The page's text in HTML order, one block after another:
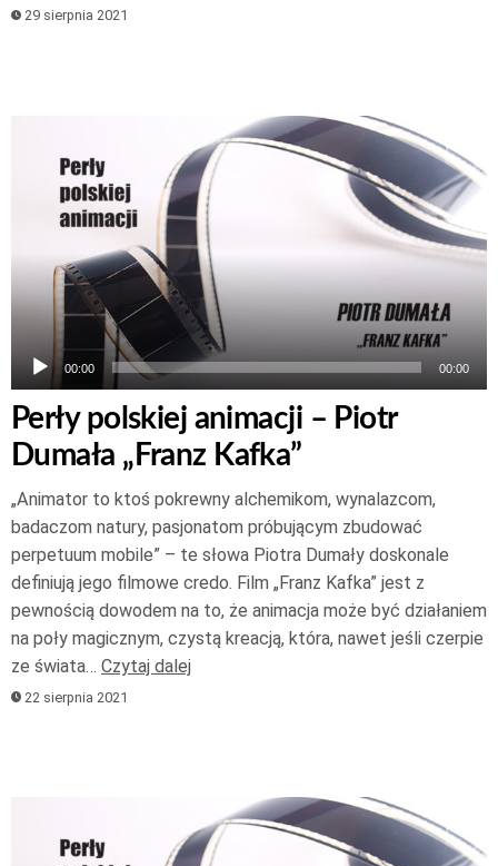
29 sierpnia 2021
plików
dźwiękowych
00:00 00:00
Perły polskiej animacji – Piotr
Dumała „Franz Kafka”
„Animator to ktoś pokrewny alchemikom, wynalazcom,
badaczom natury, pasjonatom próbującym zbudować
perpetuum mobile” – te słowa Piotra Dumały doskonale
definiują jego filmowe credo. Film „Franz Kafka” jest z
pewnością dowodem na to, że animacja może być działaniem
na poły magicznym, czystą kreacją, która, nawet jeśli czerpie
ze świata… Czytaj dalej
22 sierpnia 2021
plików